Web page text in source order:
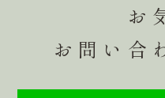
お
お問い合